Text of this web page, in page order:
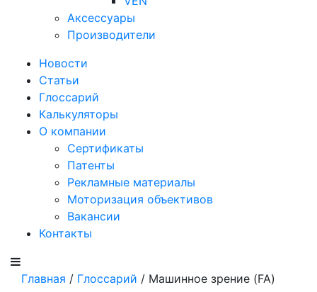
Аксессуары
Производители
Новости
Статьи
Глоссарий
Калькуляторы
О компании
Сертификаты
Патенты
Рекламные материалы
Моторизация объективов
Вакансии
Контакты
Главная / Глоссарий / Машинное зрение (FA)